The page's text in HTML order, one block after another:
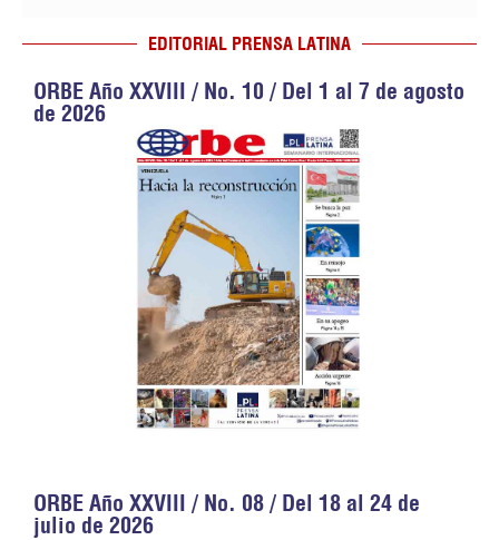
EDITORIAL PRENSA LATINA
ORBE Año XXVIII / No. 10 / Del 1 al 7 de agosto
de 2026
ORBE Año XXVIII / No. 08 / Del 18 al 24 de
julio de 2026